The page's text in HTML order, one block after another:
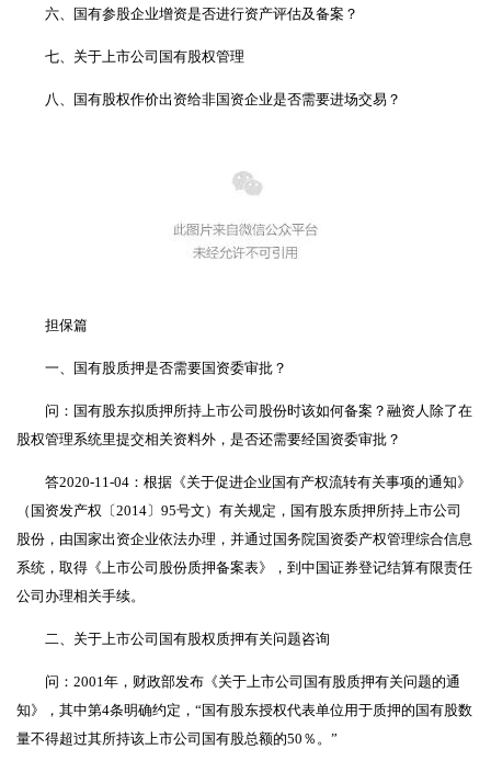
六、国有参股企业增资是否进行资产评估及备案？
七、关于上市公司国有股权管理
八、国有股权作价出资给非国资企业是否需要进场交易？
担保篇
一、国有股质押是否需要国资委审批？
问：国有股东拟质押所持上市公司股份时该如何备案？融资人除了在
股权管理系统里提交相关资料外，是否还需要经国资委审批？
答2020-11-04：根据《关于促进企业国有产权流转有关事项的通知》
（国资发产权〔2014〕95号文）有关规定，国有股东质押所持上市公司
股份，由国家出资企业依法办理，并通过国务院国资委产权管理综合信息
系统，取得《上市公司股份质押备案表》，到中国证券登记结算有限责任
公司办理相关手续。
二、关于上市公司国有股权质押有关问题咨询
问：2001年，财政部发布《关于上市公司国有股质押有关问题的通
知》，其中第4条明确约定，“国有股东授权代表单位用于质押的国有股数
量不得超过其所持该上市公司国有股总额的50％。”